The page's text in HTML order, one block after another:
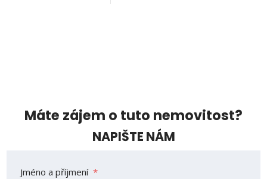
Máte zájem o tuto nemovitost?
NAPIŠTE NÁM
Jméno a příjmení *
Formulář